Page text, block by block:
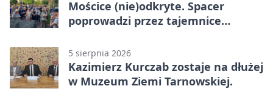
Mościce (nie)odkryte. Spacer
poprowadzi przez tajemnice
5 sierpnia 2026
Kazimierz Kurczab zostaje na dłużej
w Muzeum Ziemi Tarnowskiej.